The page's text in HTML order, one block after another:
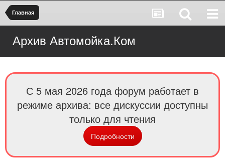
Главная
Архив Автомойка.Ком
С 5 мая 2026 года форум работает в
режиме архива: все дискуссии доступны
только для чтения
Подробности